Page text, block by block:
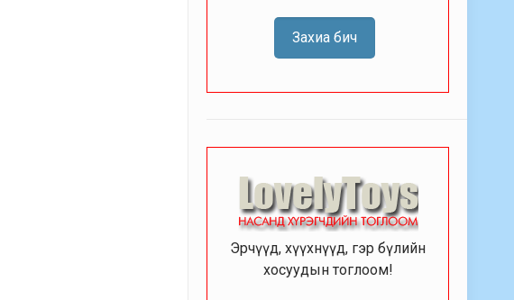
Захиа бич
Эрчүүд, хүүхнүүд, гэр бүлийн
хосуудын тоглоом!